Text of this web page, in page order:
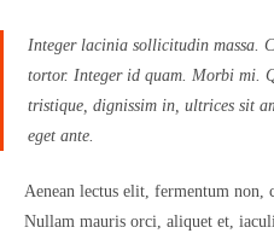
Integer lacinia sollicitudin massa.
tortor. Integer id quam. Morbi mi.
tristique, dignissim in, ultrices sit
eget ante.
Aenean lectus elit, fermentum non,
Nullam mauris orci, aliquet et,